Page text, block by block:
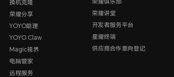
换机克隆
荣耀分享
YOYO助理
YOYO Claw
Magic视界
电脑管家
远程服务
荣耀讲堂
开发者服务平台
星耀终端
供应商合作意向登记